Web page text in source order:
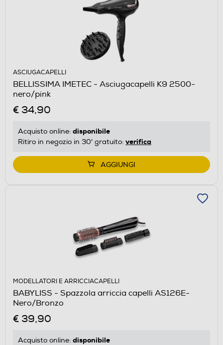
ASCIUGACAPELLI
BELLISSIMA IMETEC - Asciugacapelli K9 2500-
nero/pink
€ 34,90
Acquisto online: disponibile
Ritiro in negozio in 30' gratuito: verifica
AGGIUNGI
MODELLATORI E ARRICCIACAPELLI
BABYLISS - Spazzola arriccia capelli AS126E-
Nero/Bronzo
€ 39,90
Acquisto online: disponibile